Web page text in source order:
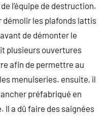
l’équipe de destruction.
démolir les plafonds lattis
de démonter le
plusieurs ouvertures
afin de permettre au
menuiseries. ensuite, il
préfabriqué en
Il a dû faire des saignées